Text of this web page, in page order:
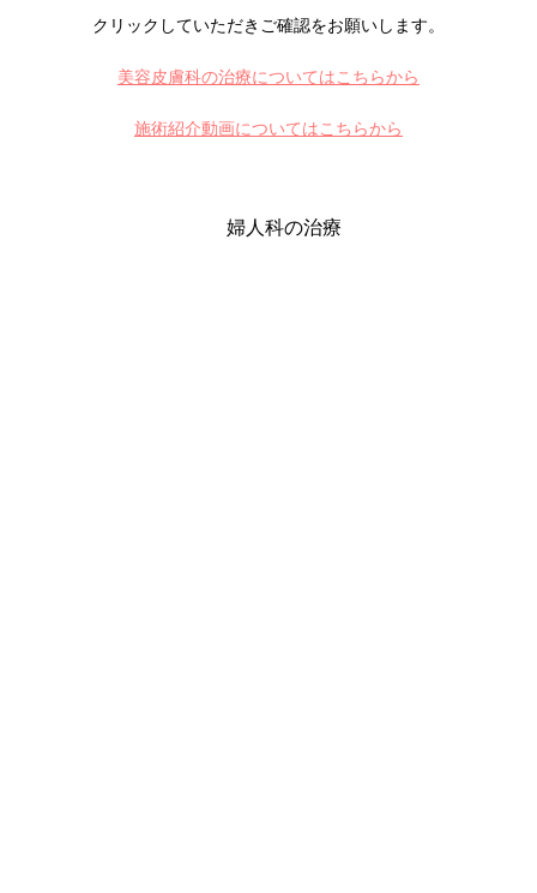
クリックしていただきご確認をお願いします。
美容皮膚科の治療についてはこちらから
施術紹介動画についてはこちらから
婦人科の治療